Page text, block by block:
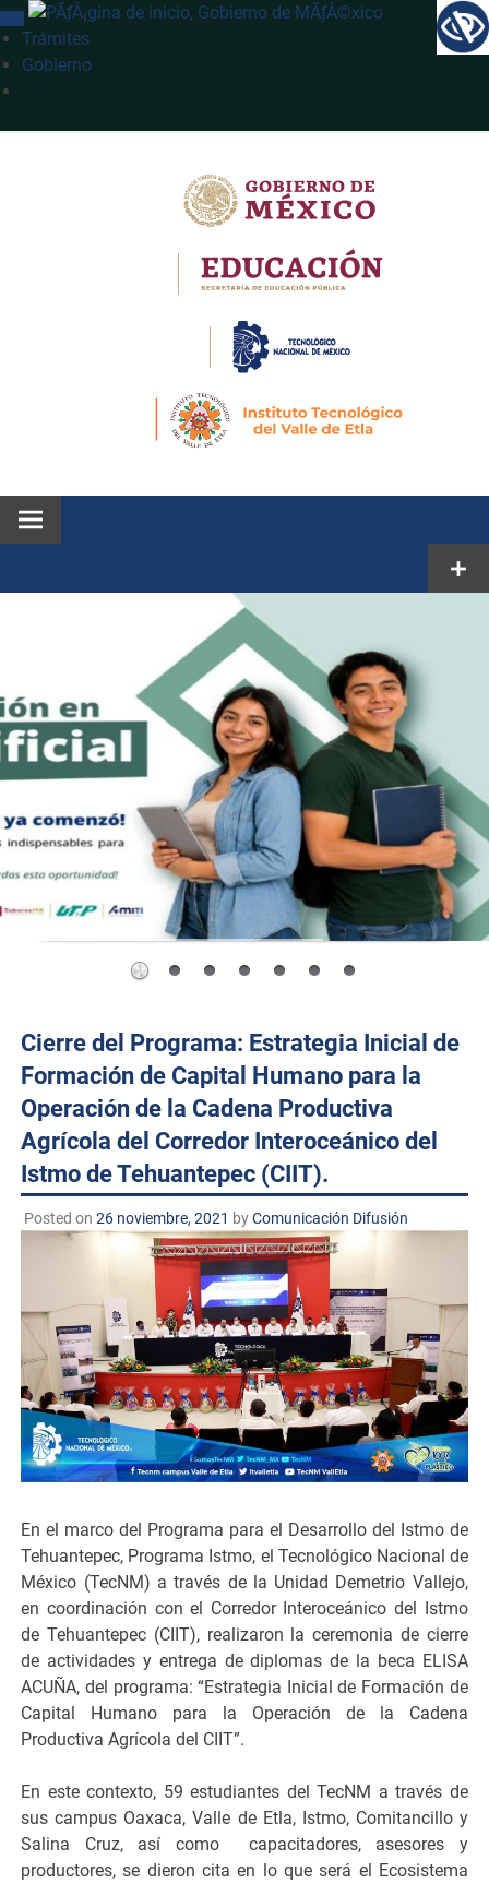
INTERRUPTOR DE NAVEGACIÓN
Trámites
Gobierno
Cierre del Programa: Estrategia Inicial de
Formación de Capital Humano para la
Operación de la Cadena Productiva
Agrícola del Corredor Interoceánico del
Istmo de Tehuantepec (CIIT).
Posted on 26 noviembre, 2021 byComunicación Difusión
En el marco del Programa para el Desarrollo del Istmo de
Tehuantepec, Programa Istmo, el Tecnológico Nacional de
México (TecNM) a través de la Unidad Demetrio Vallejo,
en coordinación con el Corredor Interoceánico del Istmo
de Tehuantepec (CIIT), realizaron la ceremonia de cierre
de actividades y entrega de diplomas de la beca ELISA
ACUÑA, del programa: “Estrategia Inicial de Formación de
Capital Humano para la Operación de la Cadena
Productiva Agrícola del CIIT”.
En este contexto, 59 estudiantes del TecNM a través de
sus campus Oaxaca, Valle de Etla, Istmo, Comitancillo y
Salina Cruz, así como capacitadores, asesores y
productores, se dieron cita en lo que será el Ecosistema